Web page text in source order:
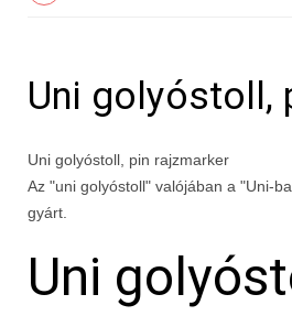
Uni golyóstoll,
Uni golyóstoll, pin rajzmarker
Az "uni golyóstoll" valójában a "Uni-
gyárt.
Uni